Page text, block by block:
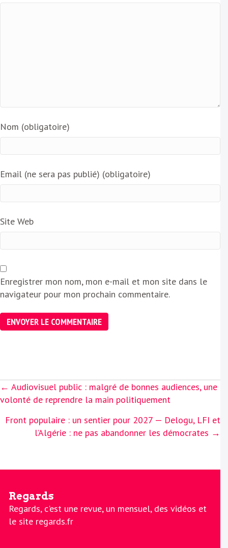
Nom (obligatoire)
Email (ne sera pas publié) (obligatoire)
Site Web
Enregistrer mon nom, mon e-mail et mon site dans le
navigateur pour mon prochain commentaire.
Posts
navigation
← Audiovisuel public : malgré de bonnes audiences, une
volonté de reprendre la main politiquement
Front populaire : un sentier pour 2027 — Delogu, LFI et
l’Algérie : ne pas abandonner les démocrates →
Regards
Regards, c'est une revue, un mensuel, des vidéos et
le site regards.fr